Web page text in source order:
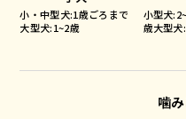
小・中型犬:1歳ごろまで
大型犬:1~2歳
小型犬
歳大型犬
噛